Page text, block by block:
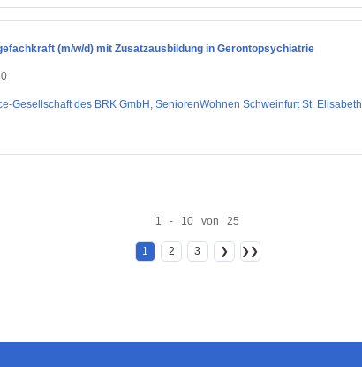
(m/w/d) mit Zusatzausbildung in Gerontopsychiatrie
Gesellschaft des BRK GmbH, SeniorenWohnen Schweinfurt St. Elisabeth
1 - 10 von 25
1 2 3 ❯ ❯❯